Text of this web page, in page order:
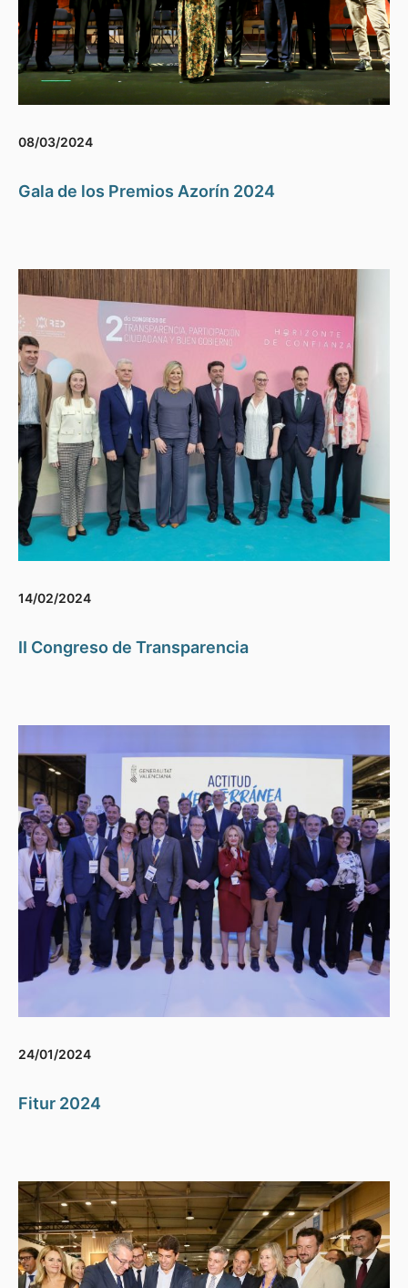
08/03/2024
Gala de los Premios Azorín 2024
14/02/2024
II Congreso de Transparencia
24/01/2024
Fitur 2024